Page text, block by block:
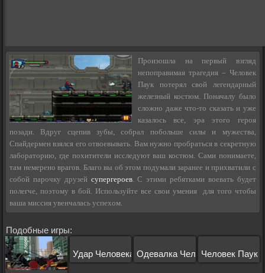
Произошла на первый взгляд
непоправимая трагедия – Человек
Паук потерял свой легендарный
железный костюм. Поначалу было
сложно даже что-то сказать и уже
казалось все, эра этого героя
позади. Вдруг сцепив зубы, собрал побольше силы и мужества,
Спайдермен взялся его отвоевывать. Вам нужно пробраться в секретную
лабораторию, где похитители исследуют ваш костюм. Сами понимаете,
там немерено врагов. Благо вы об этом подумали заранее и прихватили с
собой парочку друзей супергероев. С этими ребятками воевать будет
полегче, поэтому в бой. Используйте все свои умения для того чтобы
ваша миссия увенчалась успехом.
Подобные игры:
Удар Человека ПаукаОдевалка Человек Паук
Человек Паук